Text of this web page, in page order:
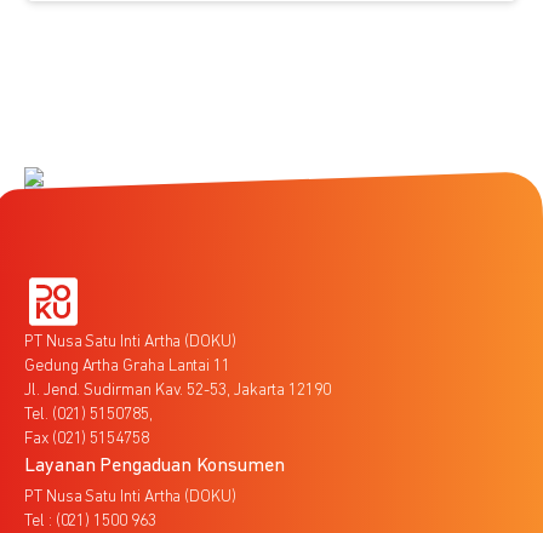
PT Nusa Satu Inti Artha (DOKU)
Gedung Artha Graha Lantai 11
Jl. Jend. Sudirman Kav. 52-53, Jakarta 12190
Tel. (021) 5150785,
Fax (021) 5154758
Layanan Pengaduan Konsumen
PT Nusa Satu Inti Artha (DOKU)
Tel : (021) 1500 963